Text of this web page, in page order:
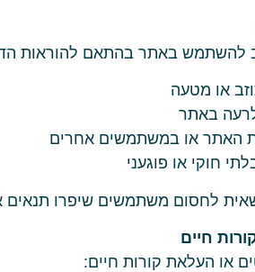
באתר בהתאם להוראות
או מטעה
באתר
האתר או במשתמשים אחרים
חוקי או פוגעני
לחסום משתמשים שיפרו תנאים
או העלאת קורות חיים: